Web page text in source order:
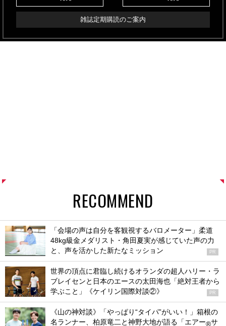
雑誌定期購読のご案内
RECOMMEND
「会場の声は自分を客観視するバロメーター」柔道
48kg級金メダリスト・角田夏実が感じていた声の力
と、声を活かした新たなミッション
PR
世界の頂点に君臨し続けるオランダの超人ハリー・ラ
ブレイセンと日本のエースの太田海也「絶対王者から
学ぶこと」《ケイリン国際対談②》
PR
《山の神対談》「やっぱり“タイパ”がいい！」箱根の
名ランナー、柏原竜二と神野大地が語る「エアー®サ